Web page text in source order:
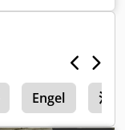
Engel 注